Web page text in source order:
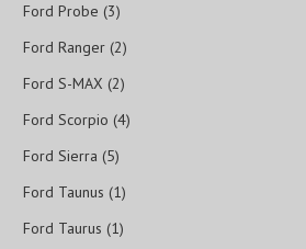
Ford Probe (3)
Ford Ranger (2)
Ford S-MAX (2)
Ford Scorpio (4)
Ford Sierra (5)
Ford Taunus (1)
Ford Taurus (1)